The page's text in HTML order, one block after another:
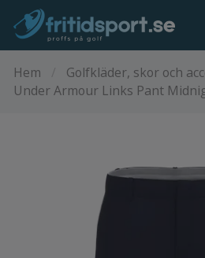
Hem Golfkläder, skor och
Under Armour Links Pant